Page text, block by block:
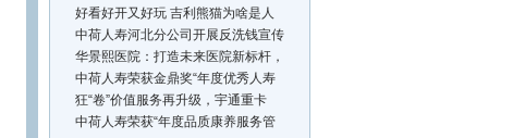
好看好开又好玩 吉利熊猫为啥是人
中荷人寿河北分公司开展反洗钱宣传
华景熙医院：打造未来医院新标杆，
中荷人寿荣获金鼎奖“年度优秀人寿
狂“卷”价值服务再升级，宇通重卡
中荷人寿荣获“年度品质康养服务管